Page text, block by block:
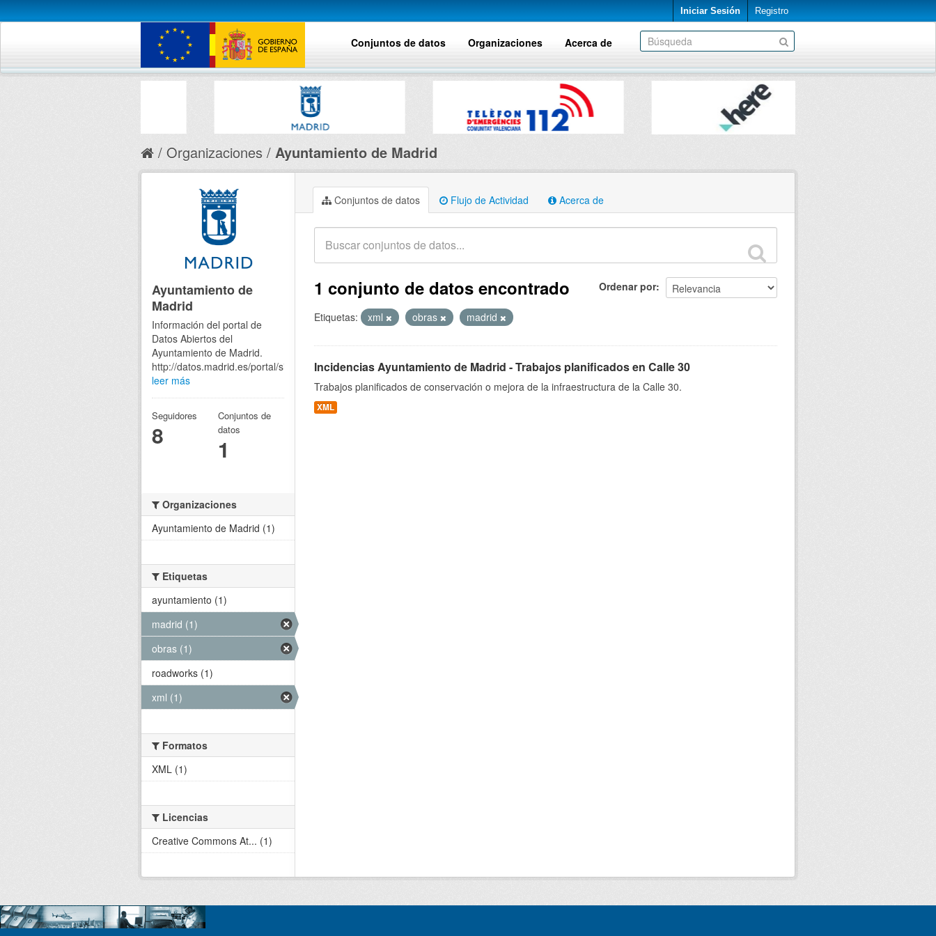
Iniciar Sesión Registro
Conjuntos de datos Organizaciones Acerca de
Organizaciones Ayuntamiento de Madrid
Conjuntos de datos Flujo de Actividad Acerca de
Ordenar por
1 conjunto de datos encontrado
Etiquetas: xml obras madrid
Incidencias Ayuntamiento de Madrid - Trabajos planificados en Calle 30
Trabajos planificados de conservación o mejora de la infraestructura de la Calle 30.
XML
Ayuntamiento de
Madrid
Información del portal de
Datos Abiertos del
Ayuntamiento de Madrid.
http://datos.madrid.es/portal/site/egob
leer más
Seguidores
8
Conjuntos de
datos
1
Organizaciones
Ayuntamiento de Madrid (1)
Etiquetas
ayuntamiento (1)
madrid (1)
obras (1)
roadworks (1)
xml (1)
Formatos
XML (1)
Licencias
Creative Commons At... (1)